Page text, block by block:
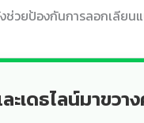
ช่วยป้องกันการลอกเลีย
เดธไลน์มาขวา